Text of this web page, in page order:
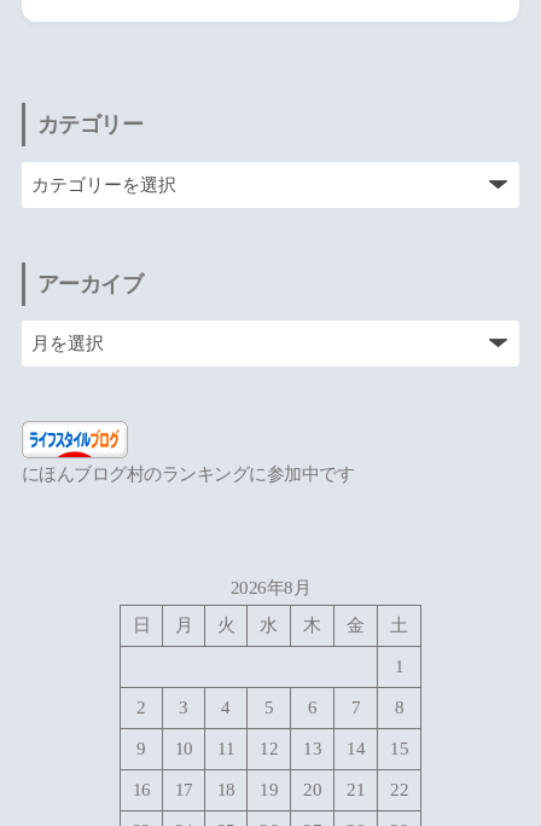
カテゴリー
アーカイブ
にほんブログ村のランキングに参加中です
2026年8月
日
月 火 水 木 金 土
1
2 3 4 5 6 7 8
9 10 11 12 13 14 15
16 17 18 19 20 21 22